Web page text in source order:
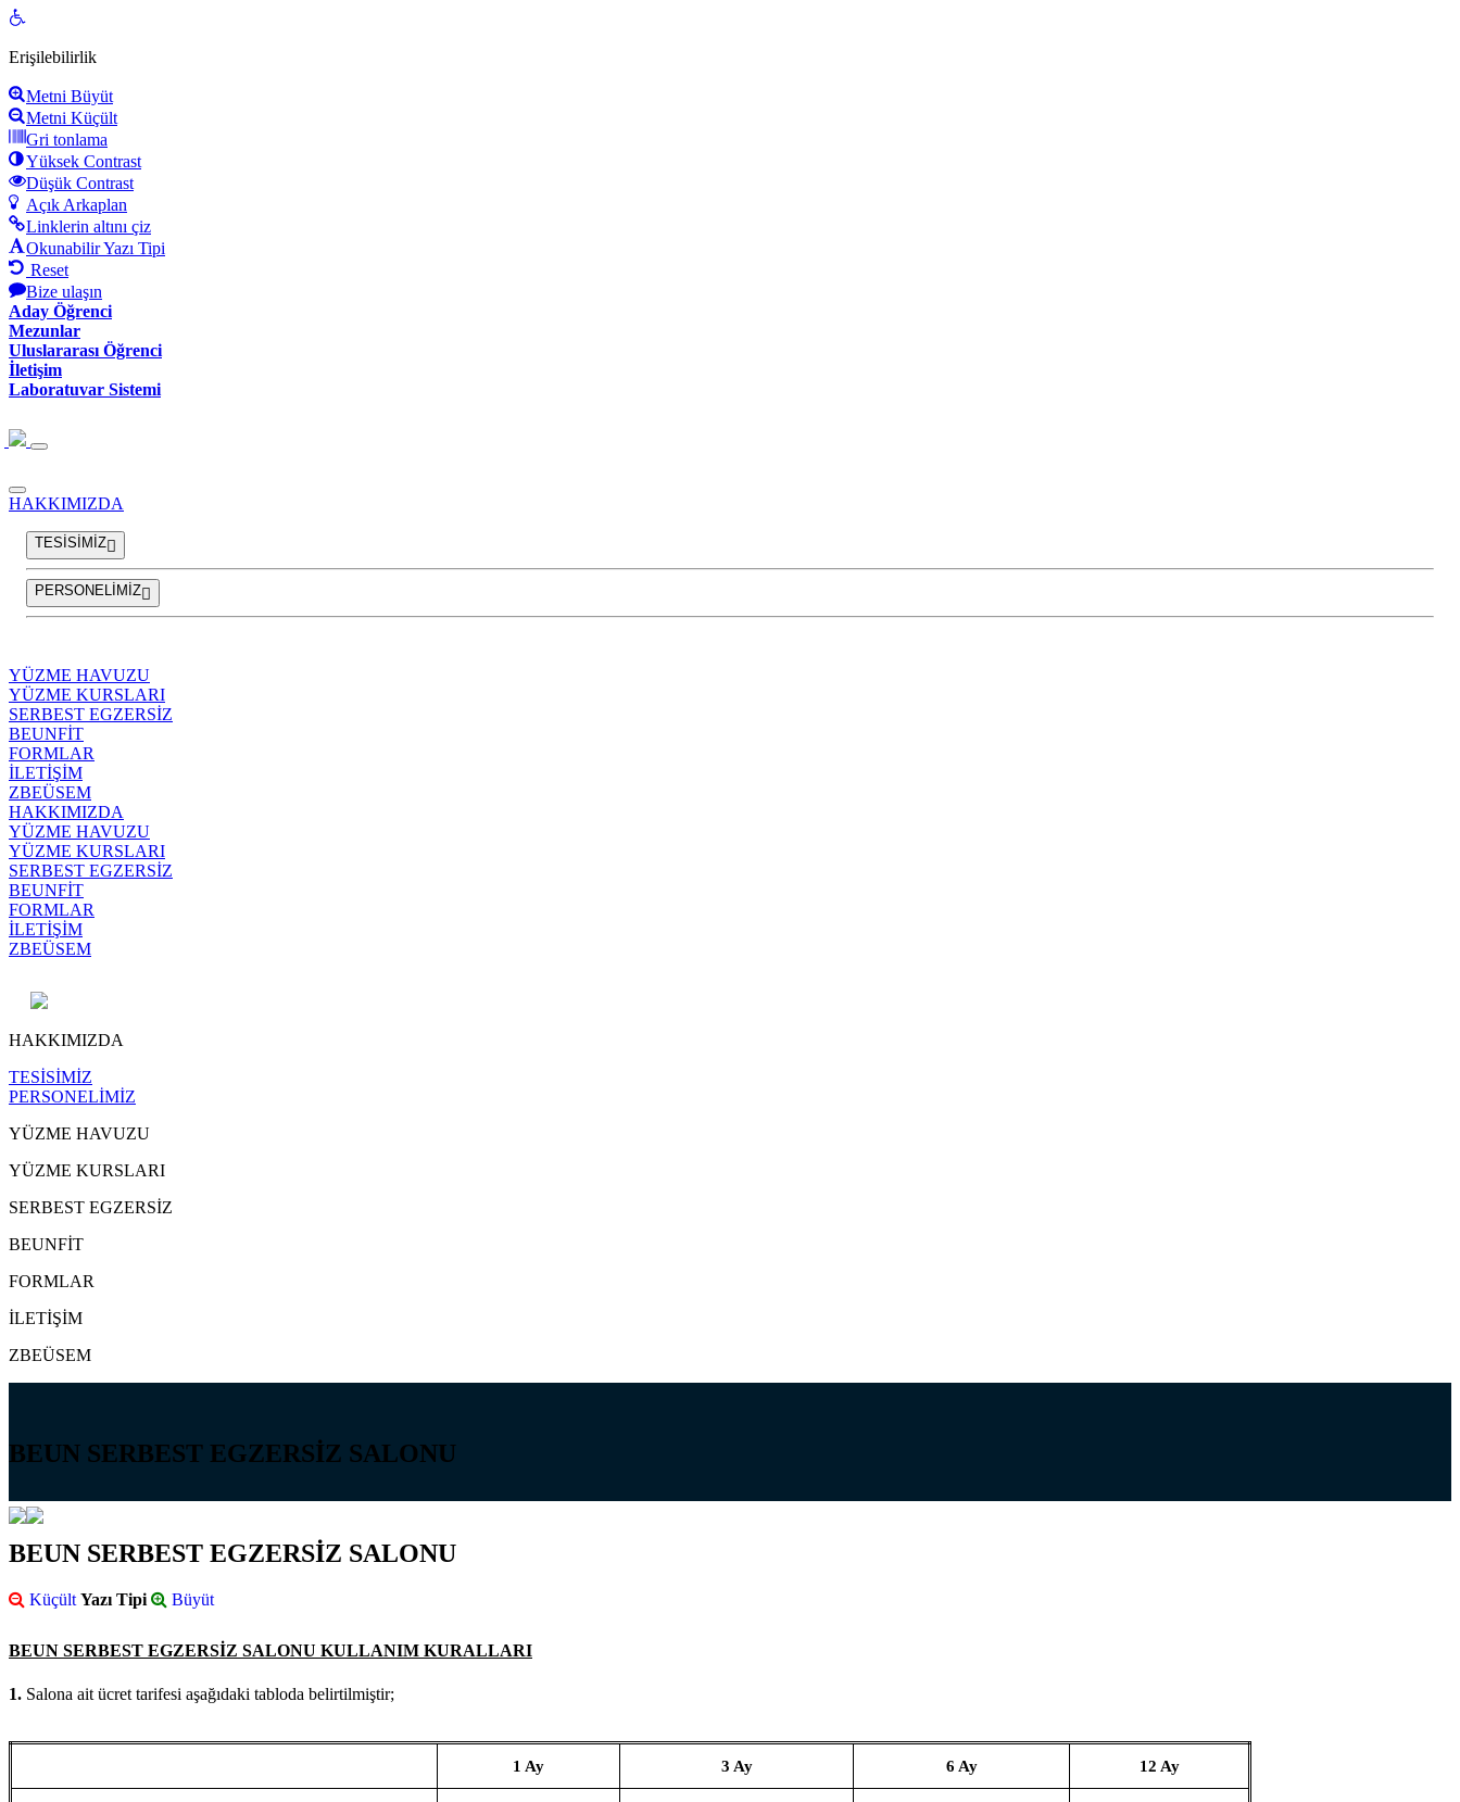
Open
Erişilebilirlik
Metni Büyüt
Metni Küçült
Gri tonlama
Yüksek Contrast
Düşük Contrast
Açık Arkaplan
Linklerin altını çiz
Okunabilir Yazı Tipi
Reset
Bize ulaşın
Aday Öğrenci
Mezunlar
Uluslararası Öğrenci
İletişim
Laboratuvar Sistemi
HAKKIMIZDA
TESİSİMİZ
PERSONELİMİZ
YÜZME HAVUZU
YÜZME KURSLARI
SERBEST EGZERSİZ
BEUNFİT
FORMLAR
İLETİŞİM
ZBEÜSEM
HAKKIMIZDA
YÜZME HAVUZU
YÜZME KURSLARI
SERBEST EGZERSİZ
BEUNFİT
FORMLAR
İLETİŞİM
ZBEÜSEM
HAKKIMIZDA
TESİSİMİZ
PERSONELİMİZ
YÜZME HAVUZU
YÜZME KURSLARI
SERBEST EGZERSİZ
BEUNFİT
FORMLAR
İLETİŞİM
ZBEÜSEM
BEUN SERBEST EGZERSİZ SALONU
BEUN SERBEST EGZERSİZ SALONU
Küçült Yazı Tipi Büyüt
BEUN SERBEST EGZERSİZ SALONU KULLANIM KURALLARI
1. Salona ait ücret tarifesi aşağıdaki tabloda belirtilmiştir;
1 Ay 3 Ay 6 Ay 12 Ay